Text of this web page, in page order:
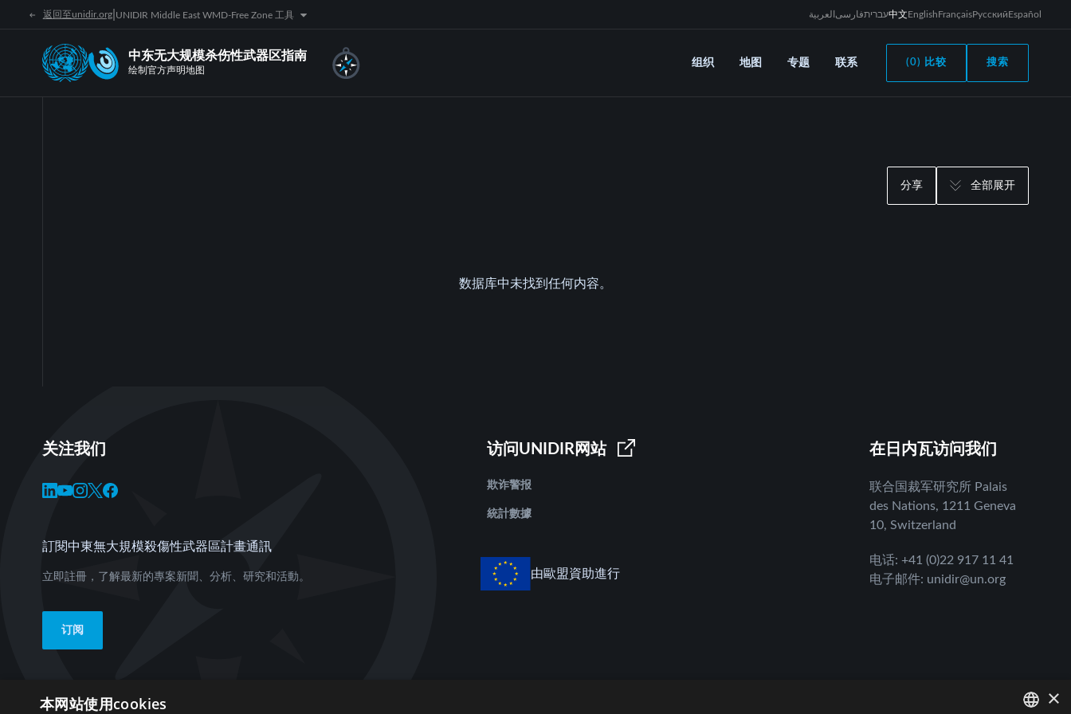
返回至unidir.org| UNIDIR Middle East WMD-Free Zone 工具 العربية فارسیעברית中文EnglishFrançaisРусскийEspañol
中东无大规模杀伤性武器区指南
绘制官方声明地图
组织 地图 专题 联系 (0) 比较 搜索
分享 全部展开
数据库中未找到任何内容。
关注我们
訂閱中東無大規模殺傷性武器區計畫通訊
立即註冊，了解最新的專案新聞、分析、研究和活動。
订阅
访问UNIDIR网站
欺诈警报
統計數據
由歐盟資助進行
在日内瓦访问我们
联合国裁军研究所 Palais
des Nations, 1211 Geneva
10, Switzerland
电话: +41 (0)22 917 11 41
电子邮件: unidir@un.org
×
本网站使用cookies